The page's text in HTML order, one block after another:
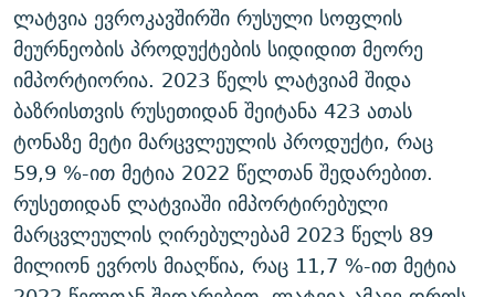
ლატვია ევროკავშირში რუსული სოფლის
მეურნეობის პროდუქტების სიდიდით მეორე
იმპორტიორია. 2023 წელს ლატვიამ შიდა
ბაზრისთვის რუსეთიდან შეიტანა 423 ათას
ტონაზე მეტი მარცვლეულის პროდუქტი, რაც
59,9 %-ით მეტია 2022 წელთან შედარებით.
რუსეთიდან ლატვიაში იმპორტირებული
მარცვლეულის ღირებულებამ 2023 წელს 89
მილიონ ევროს მიაღწია, რაც 11,7 %-ით მეტია